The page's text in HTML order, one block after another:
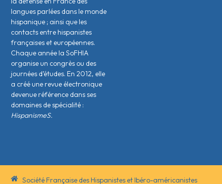
langues parlées dans le monde
hispanique ; ainsi que les
contacts entre hispanistes
français·es et européen·nes.
Chaque année la SoFHIA
organise un congrès ou des
journées d’études. En 2012, elle
a créé une revue électronique
devenue référence dans ses
domaines de spécialité :
HispanismeS.
Société Française des Hispanistes et Ibéro-américanistes